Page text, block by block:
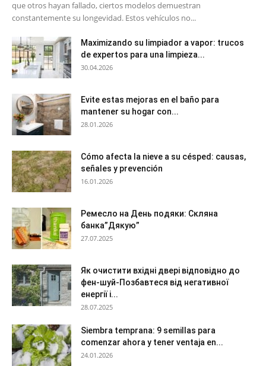
que otros hayan fallado, ciertos modelos demuestran
constantemente su longevidad. Estos vehículos no...
Maximizando su limpiador a vapor: trucos
de expertos para una limpieza...
30.04.2026
Evite estas mejoras en el baño para
mantener su hogar con...
28.01.2026
Cómo afecta la nieve a su césped: causas,
señales y prevención
16.01.2026
Ремесло на День подяки: Скляна
банка”Дякую”
27.07.2025
Як очистити вхідні двері відповідно до
фен-шуй-Позбавтеся від негативної
енергії і...
28.07.2025
Siembra temprana: 9 semillas para
comenzar ahora y tener ventaja en...
24.01.2026